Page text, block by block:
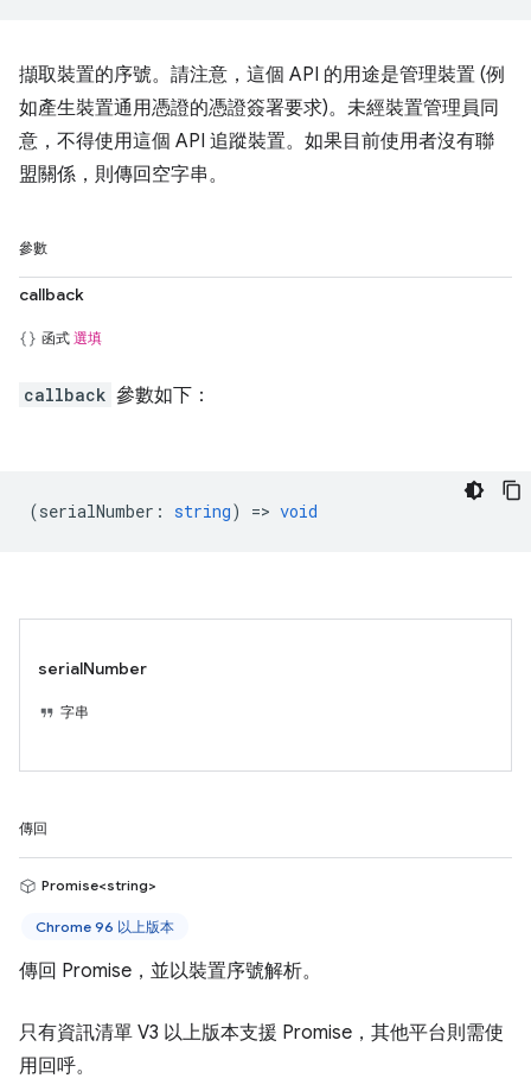
擷取裝置的序號。請注意，這個 API 的用途是管理裝置 (例
如產生裝置通用憑證的憑證簽署要求)。未經裝置管理員同
意，不得使用這個 API 追蹤裝置。如果目前使用者沒有聯
盟關係，則傳回空字串。
參數
callback
函式 選填
callback 參數如下：
(serialNumber : string) => void
serialNumber
字串
傳回
Promise<string>
Chrome 96 以上版本
傳回 Promise，並以裝置序號解析。
只有資訊清單 V3 以上版本支援 Promise，其他平台則需使
用回呼。